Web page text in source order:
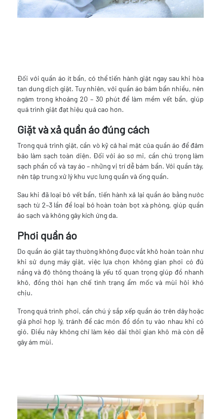
Đối với quần áo ít bẩn, có thể tiến hành giặt ngay sau khi hòa
tan dung dịch giặt. Tuy nhiên, với quần áo bám bẩn nhiều, nên
ngâm trong khoảng 20 – 30 phút để làm mềm vết bẩn, giúp
quá trình giặt đạt hiệu quả cao hơn.
Giặt và xả quần áo đúng cách
Trong quá trình giặt, cần vò kỹ cả hai mặt của quần áo để đảm
bảo làm sạch toàn diện. Đối với áo sơ mi, cần chú trọng làm
sạch phần cổ và tay áo – những vị trí dễ bám bẩn. Với quần tây,
nên tập trung xử lý khu vực lưng quần và ống quần.
Sau khi đã loại bỏ vết bẩn, tiến hành xả lại quần áo bằng nước
sạch từ 2–3 lần để loại bỏ hoàn toàn bọt xà phòng, giúp quần
áo sạch và không gây kích ứng da.
Phơi quần áo
Do quần áo giặt tay thường không được vắt khô hoàn toàn như
khi sử dụng máy giặt, việc lựa chọn không gian phơi có đủ
nắng và độ thông thoáng là yếu tố quan trọng giúp đồ nhanh
khô, đồng thời hạn chế tình trạng ẩm mốc và mùi hôi khó
chịu.
Trong quá trình phơi, cần chú ý sắp xếp quần áo trên dây hoặc
giá phơi hợp lý, tránh để các món đồ dồn tụ vào nhau khi có
gió. Điều này không chỉ làm kéo dài thời gian khô mà còn dễ
gây ám mùi.